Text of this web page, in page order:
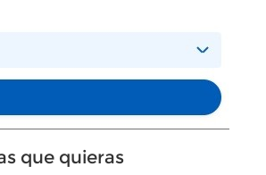
que quieras